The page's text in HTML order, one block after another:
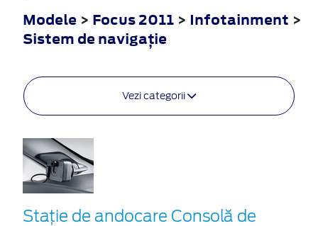
Modele > Focus 2011 > Infotainment >
Sistem de navigaţie
Vezi categorii
Staţie de andocare Consolă de